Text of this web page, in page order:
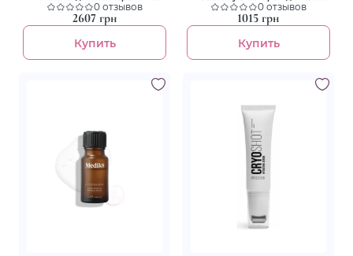
витаминами
0 отзывов
2607 грн
Купить
навколо очей
0 отзывов
1015 грн
Купить